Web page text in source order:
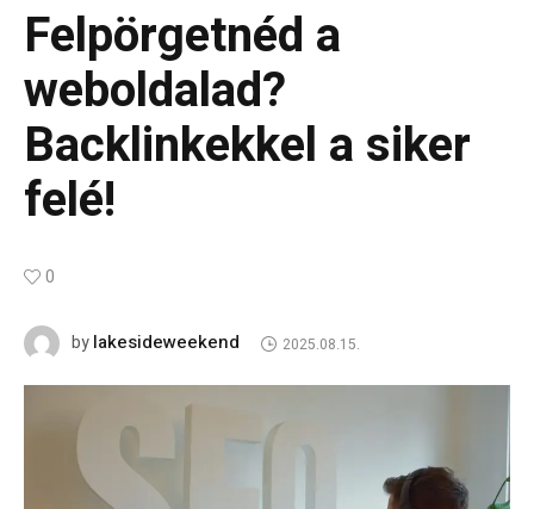
Felpörgetnéd a
weboldalad?
Backlinkekkel a siker
felé!
0
bylakesideweekend 2025.08.15.